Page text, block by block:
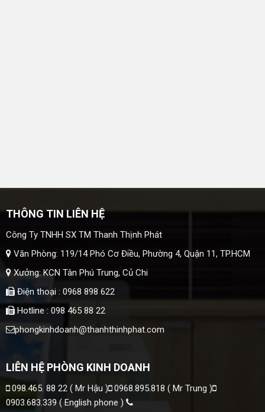
THÔNG TIN LIÊN HỆ
Công Ty TNHH SX TM Thanh Thịnh Phát
Văn Phòng: 119/14 Phó Cơ Điều, Phường 4, Quận 11, TP.HCM
Xưởng: KCN Tân Phú Trung, Củ Chi
Điện thoại : 0968 898 622
Hotline : 098 465 88 22
phongkinhdoanh@thanhthinhphat.com
LIÊN HỆ PHÒNG KINH DOANH
098.465. 88 22 ( Mr Hậu )
0968.895.818 ( Mr Trung )
0903.683.339 ( English phone )